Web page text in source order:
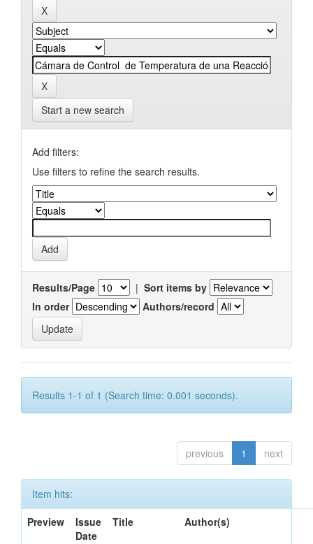
Start a new search
Add filters:
Use filters to refine the search results.
Results/Page | Sort items by
In order
Authors/record
Results 1-1 of 1 (Search time: 0.001 seconds).
previous 1 next
Item hits:
Preview
Issue
Date
Title Author(s)